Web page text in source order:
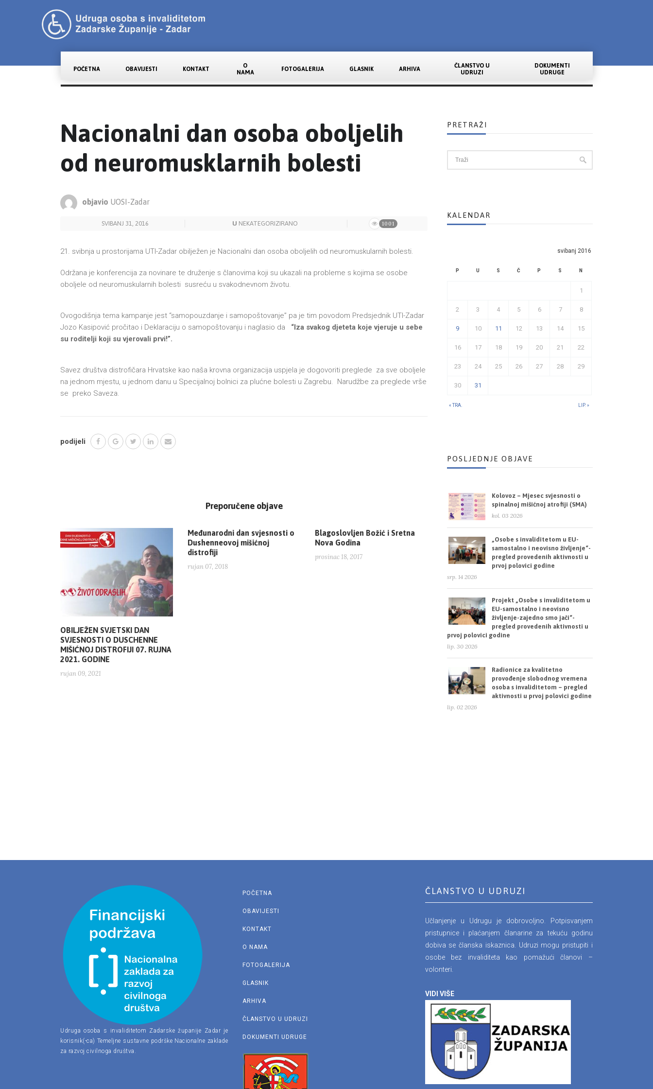
POČETNA OBAVIJESTI KONTAKT
O
NAMA
FOTOGALERIJA GLASNIK ARHIVA
ČLANSTVO U
UDRUZI
DOKUMENTI
UDRUGE
Nacionalni dan osoba oboljelih
od neuromusklarnih bolesti
objavio UOSI-Zadar
SVIBANJ 31, 2016 U NEKATEGORIZIRANO 1001
21. svibnja u prostorijama UTI-Zadar obilježen je Nacionalni dan osoba oboljelih od neuromuskularnih bolesti.
Održana je konferencija za novinare te druženje s članovima koji su ukazali na probleme s kojima se osobe
oboljele od neuromuskularnih bolesti susreću u svakodnevnom životu.
Ovogodišnja tema kampanje jest “samopouzdanje i samopoštovanje” pa je tim povodom Predsjednik UTI-Zadar
Jozo Kasipović pročitao i Deklaraciju o samopoštovanju i naglasio da “Iza svakog djeteta koje vjeruje u sebe
su roditelji koji su vjerovali prvi!”.
Savez društva distrofičara Hrvatske kao naša krovna organizacija uspjela je dogovoriti preglede za sve oboljele
na jednom mjestu, u jednom danu u Specijalnoj bolnici za plućne bolesti u Zagrebu. Narudžbe za preglede vrše
se preko Saveza.
podijeli
Preporučene objave
OBILJEŽEN SVJETSKI DAN
SVJESNOSTI O DUSCHENNE
MIŠIĆNOJ DISTROFIJI 07. RUJNA
2021. GODINE
rujan 09, 2021
Međunarodni dan svjesnosti o
Dushenneovoj mišićnoj
distrofiji
rujan 07, 2018
Blagoslovljen Božić i Sretna
Nova Godina
prosinac 18, 2017
PRETRAŽI
KALENDAR
svibanj 2016
P U S Č P S N
« TRA. LIP. »
1
2 3 4 5 6 7 8
9 10 11 12 13 14 15
16 17 18 19 20 21 22
23 24 25 26 27 28 29
30 31
POSLJEDNJE OBJAVE
Kolovoz – Mjesec svjesnosti o
spinalnoj mišićnoj atrofiji (SMA)
kol. 03 2026
„Osobe s invaliditetom u EU-
samostalno i neovisno življenje“-
pregled provedenih aktivnosti u
prvoj polovici godine
srp. 14 2026
Projekt „Osobe s invaliditetom u
EU-samostalno i neovisno
življenje-zajedno smo jači“-
pregled provedenih aktivnosti u
prvoj polovici godine
lip. 30 2026
Radionice za kvalitetno
provođenje slobodnog vremena
osoba s invaliditetom – pregled
aktivnosti u prvoj polovici godine
lip. 02 2026
Udruga osoba s invaliditetom Zadarske županije Zadar je
korisnik(-ca) Temeljne sustavne podrške Nacionalne zaklade
za razvoj civilnoga društva.
POČETNA
OBAVIJESTI
KONTAKT
O NAMA
FOTOGALERIJA
GLASNIK
ARHIVA
ČLANSTVO U UDRUZI
DOKUMENTI UDRUGE
ČLANSTVO U UDRUZI
Učlanjenje u Udrugu je dobrovoljno. Potpisvanjem
pristupnice i plaćanjem članarine za tekuću godinu
dobiva se članska iskaznica. Udruzi mogu pristupiti i
osobe bez invaliditeta kao pomažući članovi –
volonteri.
VIDI VIŠE